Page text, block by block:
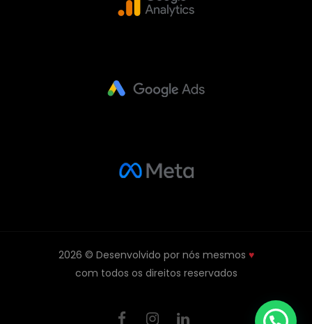
2026 © Desenvolvido por nós mesmos ♥
com todos os direitos reservados